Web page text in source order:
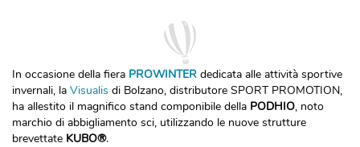
In occasione della fiera PROWINTER dedicata alle attività sportive
invernali, la Visualis di Bolzano, distributore SPORT PROMOTION,
ha allestito il magnifico stand componibile della PODHIO, noto
marchio di abbigliamento sci, utilizzando le nuove strutture
brevettate KUBO®.